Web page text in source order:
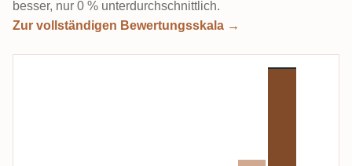
besser, nur 0 % unterdurchschnittlich.
Zur vollständigen Bewertungsskala →